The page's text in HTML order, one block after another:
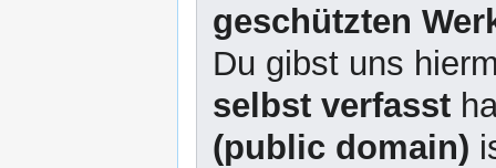
geschützten
Du gibst uns
selbst verfasst
(public domain)